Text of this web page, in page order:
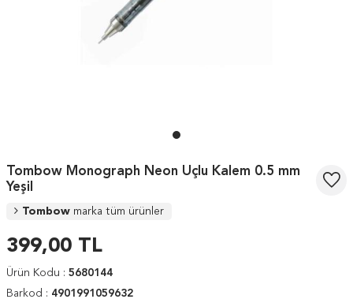
Tombow Monograph Neon Uçlu Kalem 0.5 mm
Yeşil
Tombow marka tüm ürünler
399,00 TL
Ürün Kodu : 5680144
Barkod : 4901991059632